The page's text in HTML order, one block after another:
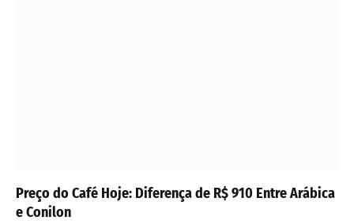
Preço do Café Hoje: Diferença de R$ 910 Entre Arábica
e Conilon